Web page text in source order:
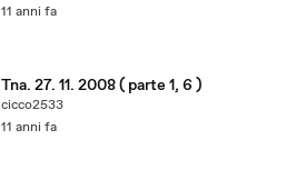
11 anni fa
Tna. 27. 11. 2008 ( parte 1, 6 )
cicco2533
11 anni fa